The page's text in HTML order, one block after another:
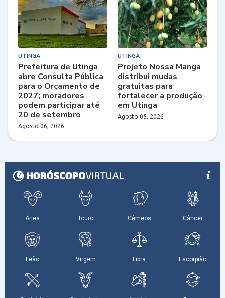
UTINGA
Prefeitura de Utinga
abre Consulta Pública
para o Orçamento de
2027; moradores
podem participar até
20 de setembro
Agosto 06, 2026
UTINGA
Projeto Nossa Manga
distribui mudas
gratuitas para
fortalecer a produção
em Utinga
Agosto 05, 2026